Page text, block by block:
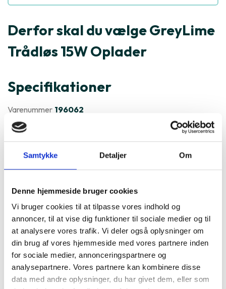
Samtykke Detaljer Om
Denne hjemmeside bruger cookies
Vi bruger cookies til at tilpasse vores indhold og
annoncer, til at vise dig funktioner til sociale medier og til
at analysere vores trafik. Vi deler også oplysninger om
din brug af vores hjemmeside med vores partnere inden
for sociale medier, annonceringspartnere og
analysepartnere. Vores partnere kan kombinere disse
data med andre oplysninger, du har givet dem, eller som
Derfor skal du vælge GreyLime
Trådløs 15W Oplader
Specifikationer
Varenummer 196062
GreyLime Trådløs 15W Oplader
er ofte købt sammen med